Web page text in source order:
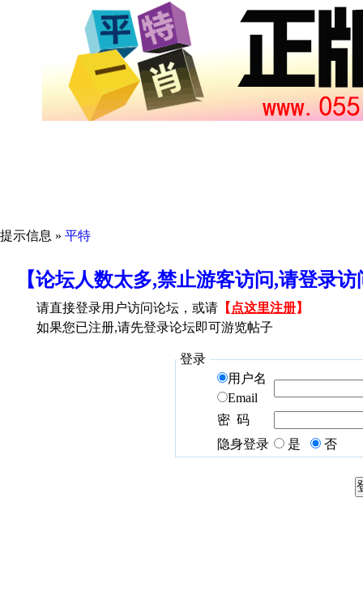
提示信息 » 平特
【论坛人数太多,禁止游客访问,请登录
请直接登录用户访问论坛，或请 【 点这里注册】
如果您已注册,请先登录论坛即可游览帖子
登录
用户名
Email
密 码
隐身登录
是 否